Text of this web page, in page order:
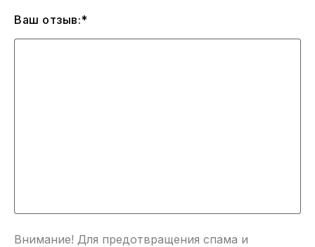
Ваш отзыв:*
Внимание! Для предотвращения спама и